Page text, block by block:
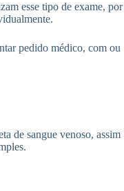
esse tipo de exame, por
pedido médico, com ou
de sangue venoso, assim